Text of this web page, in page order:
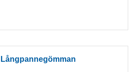
Långpannegömman